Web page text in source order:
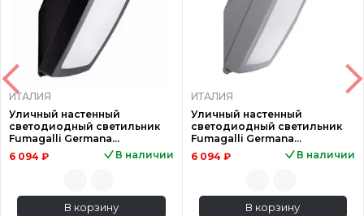
ИТАЛИЯ
Уличный настенный
светодиодный светильник
Fumagalli Germana
2N1.000.000.AYF1R
6 094 ₽ В наличии
В корзину
ИТАЛИЯ
Уличный настенный
светодиодный светильник
Fumagalli Germana
2N1.000.000.LYF1R
6 094 ₽ В наличии
В корзину